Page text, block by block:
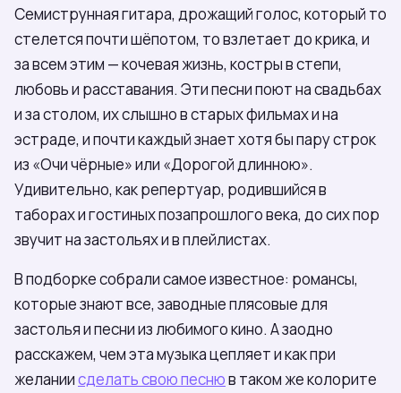
Семиструнная гитара, дрожащий голос, который то
стелется почти шёпотом, то взлетает до крика, и
за всем этим — кочевая жизнь, костры в степи,
любовь и расставания. Эти песни поют на свадьбах
и за столом, их слышно в старых фильмах и на
эстраде, и почти каждый знает хотя бы пару строк
из «Очи чёрные» или «Дорогой длинною».
Удивительно, как репертуар, родившийся в
таборах и гостиных позапрошлого века, до сих пор
звучит на застольях и в плейлистах.
В подборке собрали самое известное: романсы,
которые знают все, заводные плясовые для
застолья и песни из любимого кино. А заодно
расскажем, чем эта музыка цепляет и как при
желаниисделать свою песнюв таком же колорите